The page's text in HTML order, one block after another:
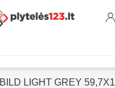
BILD LIGHT GREY